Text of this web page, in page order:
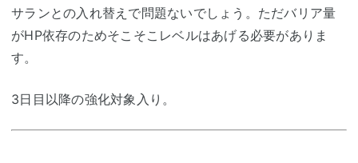
サランとの入れ替えで問題ないでしょう。ただバリア量
がHP依存のためそこそこレベルはあげる必要がありま
す。
3日目以降の強化対象入り。